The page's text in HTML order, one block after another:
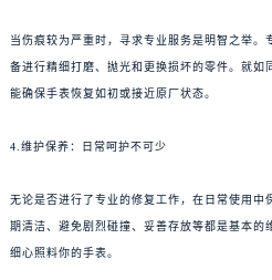
当伤痕较为严重时，寻求专业服务是明智之举
备进行精细打磨、抛光和更换损坏的零件。就如
能确保手表恢复如初或接近原厂状态。
4.维护保养：日常呵护不可少
无论是否进行了专业的修复工作，在日常使用中
期清洁、避免剧烈碰撞、妥善存放等都是基本的
细心照料你的手表。